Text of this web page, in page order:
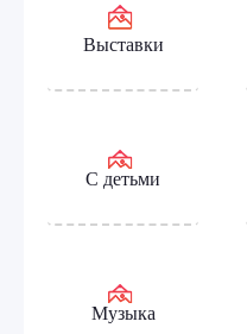
Выставки
С детьми
Музыка